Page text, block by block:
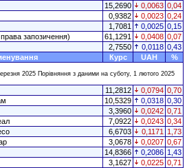
15,2690 0,0063 0,04
0,9382 0,0023 0,24
1,7081 0,0025 0,15
запозичення) 61,1291 0,0408 0,07
2,7550 0,0118 0,43
Курс UAH %
2025 Порівняння з даними на суботу, 1 лютого 2025
11,2812 0,0794 0,70
10,5329 0,0318 0,30
3,3960 0,0242 0,71
7,0922 0,0243 0,34
6,6703 0,1171
1,73
3,0678 0,0207 0,67
14,8366 0,2086 1,43
3,1627 0,0225 0,71